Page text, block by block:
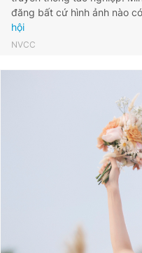
đăng bất cứ hình ảnh nào
hội
NVCC